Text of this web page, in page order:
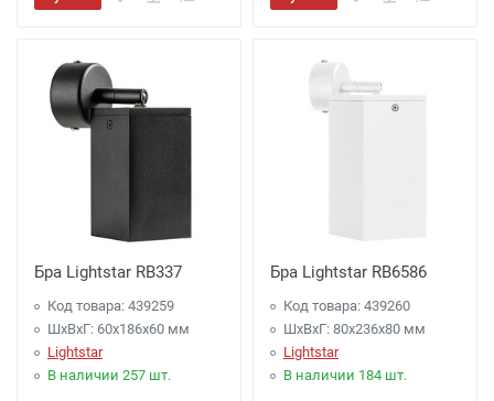
Бра Lightstar RB337
Код товара: 439259
ШхВхГ: 60x186x60 мм
Lightstar
В наличии 257 шт.
Бра Lightstar RB6586
Код товара: 439260
ШхВхГ: 80x236x80 мм
Lightstar
В наличии 184 шт.